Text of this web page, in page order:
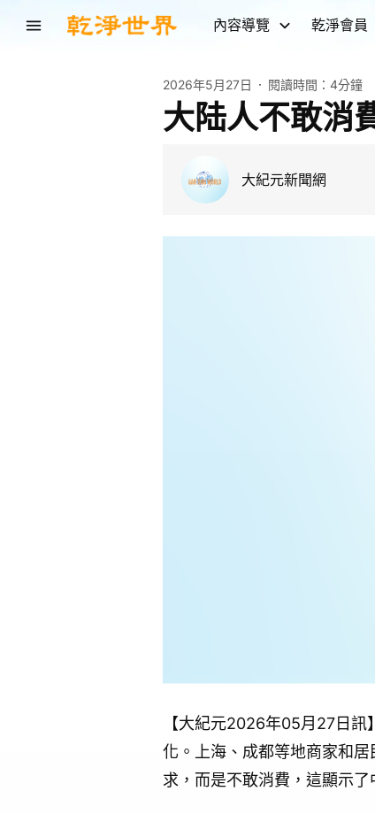
內容導覽 乾淨會員
2026年5月27日 閱讀時間： 4分鐘
大陆人不敢消
大紀元新聞網
【大紀元2026年05月27日
化。上海、成都等地商家和
求，而是不敢消費，這顯示